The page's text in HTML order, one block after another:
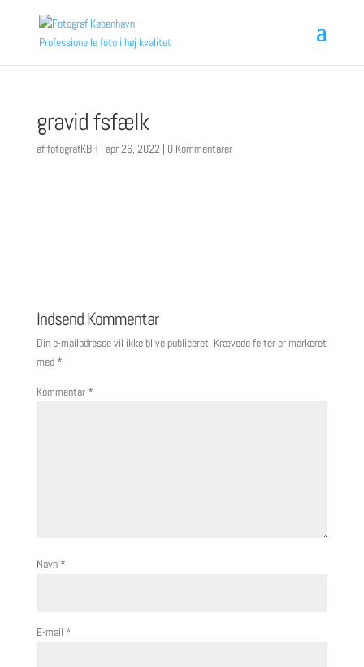
gravid fsfælk
affotografKBH | apr 26, 2022 | 0 Kommentarer
Indsend Kommentar
Din e-mailadresse vil ikke blive publiceret. Krævede felter er markeret
med *
Kommentar *
Navn *
E-mail *